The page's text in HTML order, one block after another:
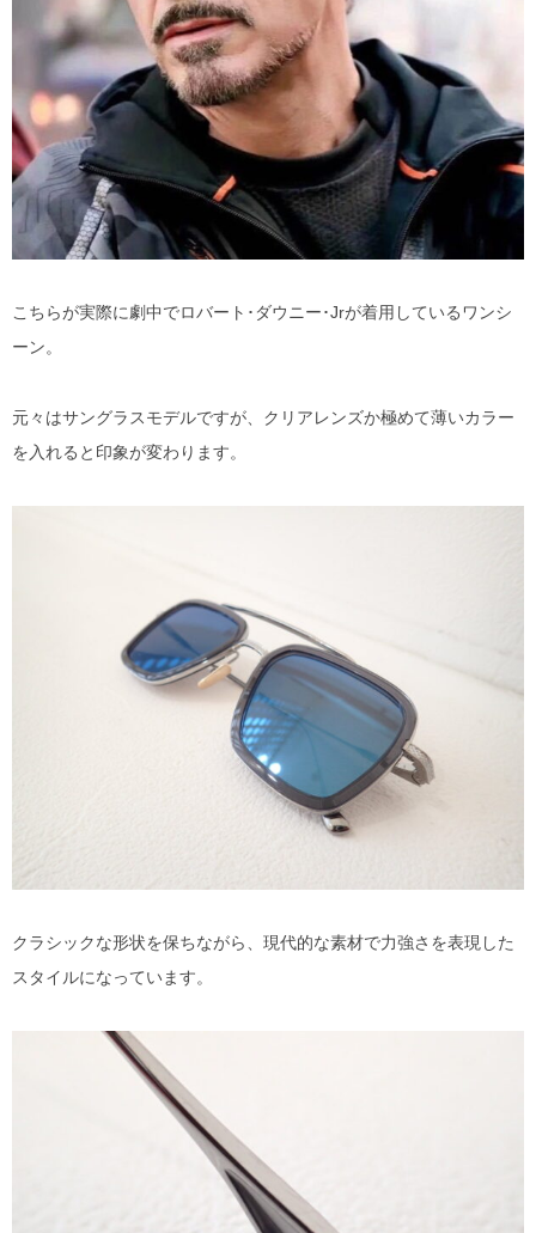
こちらが実際に劇中でロバート･ダウニー･Jrが着用しているワンシ
ーン。
元々はサングラスモデルですが、クリアレンズか極めて薄いカラー
を入れると印象が変わります。
クラシックな形状を保ちながら、現代的な素材で力強さを表現した
スタイルになっています。